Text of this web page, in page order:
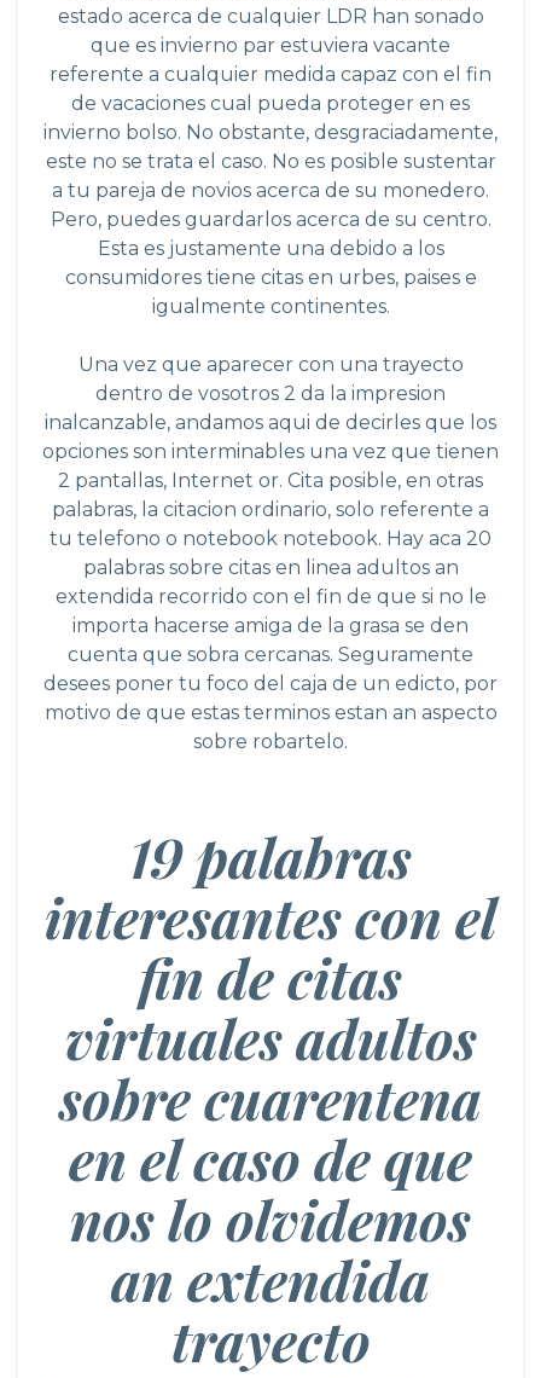
estado acerca de cualquier LDR han sonado
que es invierno par estuviera vacante
referente a cualquier medida capaz con el fin
de vacaciones cual pueda proteger en es
invierno bolso. No obstante, desgraciadamente,
este no se trata el caso. No es posible sustentar
a tu pareja de novios acerca de su monedero.
Pero, puedes guardarlos acerca de su centro.
Esta es justamente una debido a los
consumidores tiene citas en urbes, paises e
igualmente continentes.
Una vez que aparecer con una trayecto
dentro de vosotros 2 da la impresion
inalcanzable, andamos aqui de decirles que los
opciones son interminables una vez que tienen
2 pantallas, Internet or. Cita posible, en otras
palabras, la citacion ordinario, solo referente a
tu telefono o notebook notebook. Hay aca 20
palabras sobre citas en linea adultos an
extendida recorrido con el fin de que si no le
importa hacerse amiga de la grasa se den
cuenta que sobra cercanas. Seguramente
desees poner tu foco del caja de un edicto, por
motivo de que estas terminos estan an aspecto
sobre robartelo.
19 palabras
interesantes con el
fin de citas
virtuales adultos
sobre cuarentena
en el caso de que
nos lo olvidemos
an extendida
trayecto